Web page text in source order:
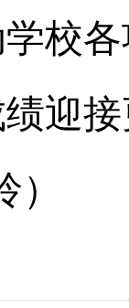
校
迎